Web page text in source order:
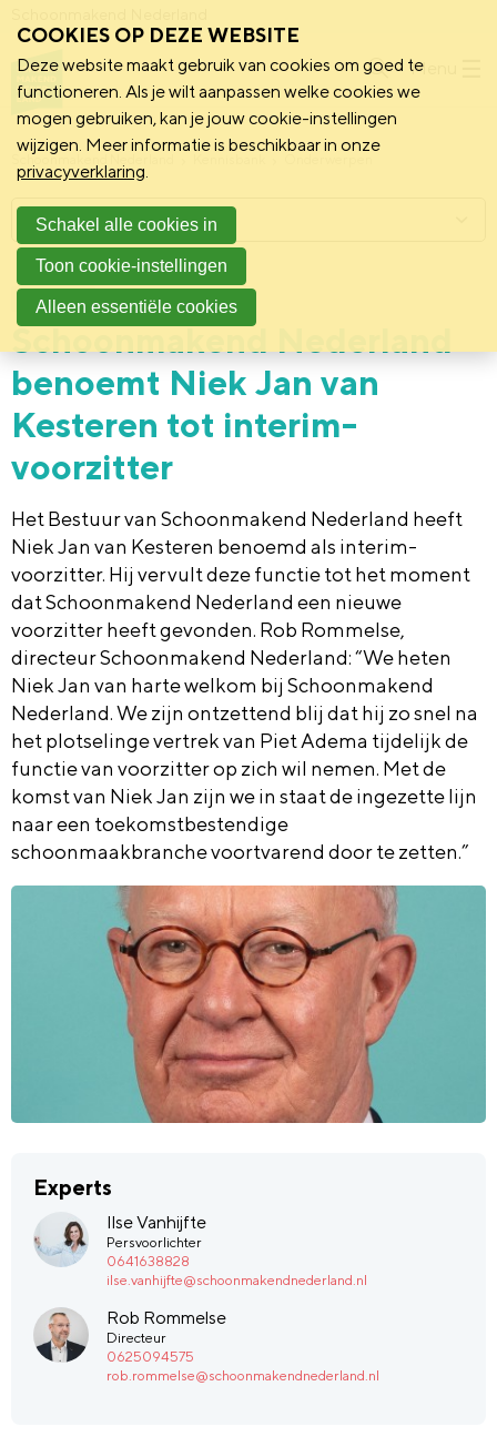
Menu
Schoonmakend Nederland
Persbericht 16 november 2022
Schoonmakend Nederland
benoemt Niek Jan van
Kesteren tot interim-
voorzitter
Het Bestuur van Schoonmakend Nederland heeft
Niek Jan van Kesteren benoemd als interim-
voorzitter. Hij vervult deze functie tot het moment
dat Schoonmakend Nederland een nieuwe
voorzitter heeft gevonden. Rob Rommelse,
directeur Schoonmakend Nederland: “We heten
Niek Jan van harte welkom bij Schoonmakend
Nederland. We zijn ontzettend blij dat hij zo snel na
het plotselinge vertrek van Piet Adema tijdelijk de
functie van voorzitter op zich wil nemen. Met de
komst van Niek Jan zijn we in staat de ingezette lijn
naar een toekomstbestendige
schoonmaakbranche voortvarend door te zetten.”
Experts
Ilse Vanhijfte
Persvoorlichter
0641638828
ilse.vanhijfte@schoonmakendnederland.nl
Rob Rommelse
Directeur
0625094575
rob.rommelse@schoonmakendnederland.nl
Menu
COOKIES OP DEZE WEBSITE
Deze website maakt gebruik van cookies om goed te
functioneren. Als je wilt aanpassen welke cookies we
mogen gebruiken, kan je jouw cookie-instellingen
wijzigen. Meer informatie is beschikbaar in onze
privacyverklaring.
Schakel alle cookies in
Toon cookie-instellingen
Alleen essentiële cookies